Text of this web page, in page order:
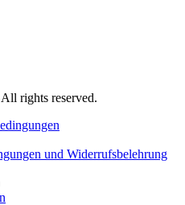
rights reserved.
und Widerrufsbelehrung